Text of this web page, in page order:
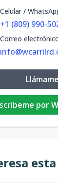
Celular /
+1 (809) 990-
Correo
Llámame
por